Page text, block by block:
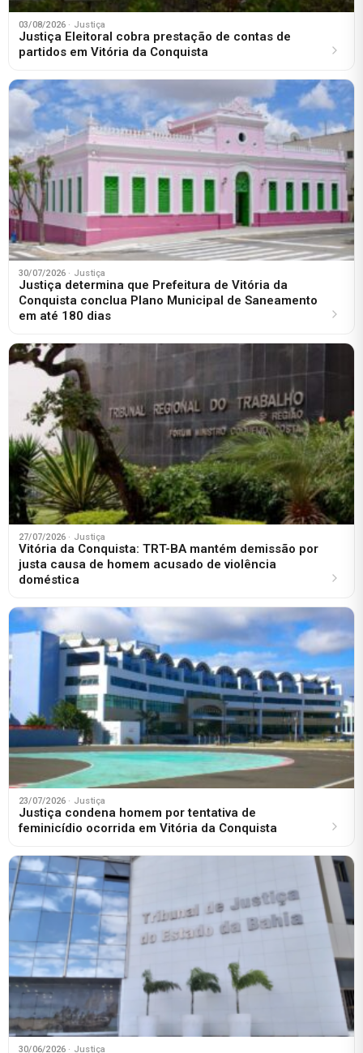
03/08/2026 · Justiça
Justiça Eleitoral cobra prestação de contas de
partidos em Vitória da Conquista
30/07/2026 · Justiça
Justiça determina que Prefeitura de Vitória da
Conquista conclua Plano Municipal de Saneamento
em até 180 dias
27/07/2026 · Justiça
Vitória da Conquista: TRT-BA mantém demissão por
justa causa de homem acusado de violência
doméstica
23/07/2026 · Justiça
Justiça condena homem por tentativa de
feminicídio ocorrida em Vitória da Conquista
30/06/2026 · Justiça